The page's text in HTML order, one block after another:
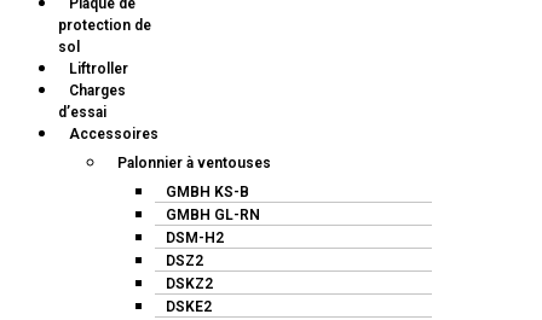
Plaque de
protection de
sol
Liftroller
Charges
d’essai
Accessoires
Palonnier à ventouses
GMBH KS-B
GMBH GL-RN
DSM-H2
DSZ2
DSKZ2
DSKE2